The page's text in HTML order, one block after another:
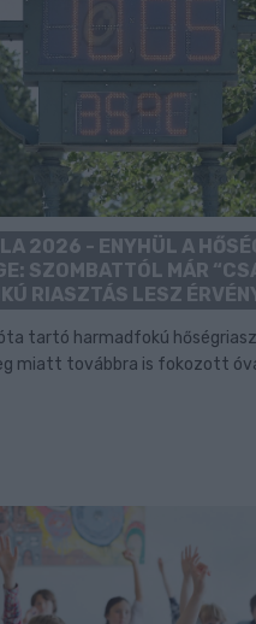
2026 - ENYHÜL A
SZOMBATTÓL MÁR
RIASZTÁS LESZ
tartó harmadfokú
miatt továbbra is fokozott